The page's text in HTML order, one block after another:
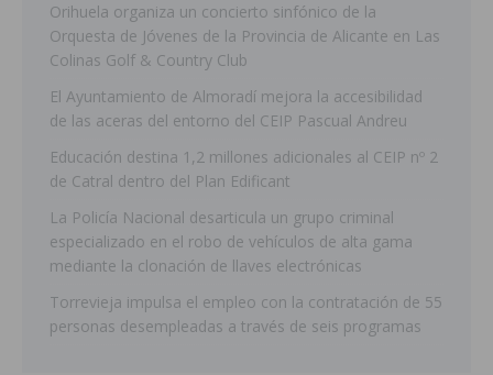
Orihuela organiza un concierto sinfónico de la
Orquesta de Jóvenes de la Provincia de Alicante en Las
Colinas Golf & Country Club
El Ayuntamiento de Almoradí mejora la accesibilidad
de las aceras del entorno del CEIP Pascual Andreu
Educación destina 1,2 millones adicionales al CEIP nº 2
de Catral dentro del Plan Edificant
La Policía Nacional desarticula un grupo criminal
especializado en el robo de vehículos de alta gama
mediante la clonación de llaves electrónicas
Torrevieja impulsa el empleo con la contratación de 55
personas desempleadas a través de seis programas